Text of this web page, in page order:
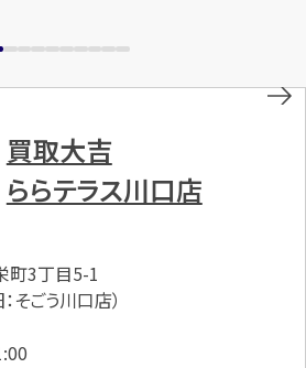
買取大吉
ららテラス川口店
町3丁目5-1
そごう川口店）